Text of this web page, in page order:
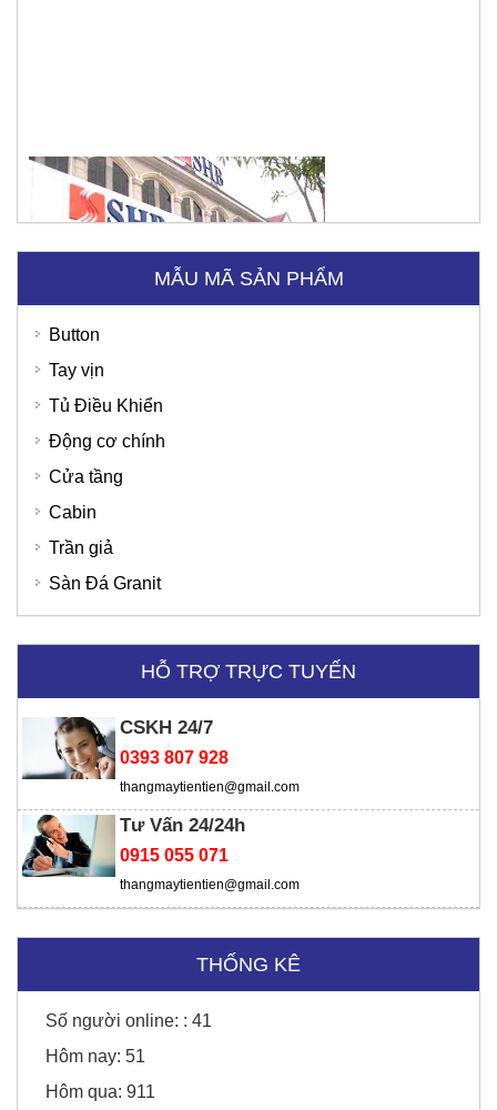
Ngân hàng SHB
SD Global Việt Nam
Viện chiến lược
MẪU MÃ SẢN PHẨM
Button
Tay vịn
Tủ Điều Khiển
Động cơ chính
Cửa tầng
Cabin
Trần giả
Sàn Đá Granit
HỖ TRỢ TRỰC TUYẾN
CSKH 24/7
0393 807 928
thangmaytientien@gmail.com
Tư Vấn 24/24h
0915 055 071
thangmaytientien@gmail.com
THỐNG KÊ
Số người online: : 41
Hôm nay: 51
Hôm qua: 911